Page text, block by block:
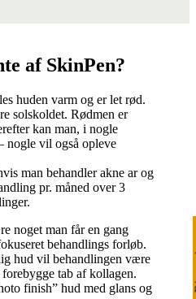
af SkinPen?
huden varm og er let rød.
solskoldet. Rødmen er
kan man, i nogle
nogle vil også opleve
man behandler akne ar og
pr. måned over 3
noget man får en gang
behandlings forløb.
hud vil behandlingen være
tab af kollagen.
finish” hud med glans og